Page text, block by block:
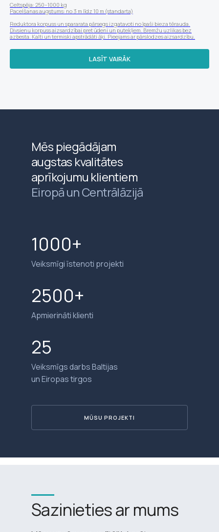
Celtspēja: 250–1000 kg
Pacelšanas augstums: no 3 m līdz 10 m (standarta)
Reduktora korpuss un spararata pārsegs izgatavoti no īpaši bieza tērauda.
Divsienu korpuss aizsardzībai pret ūdeni un putekļiem. Bremžu uzlikas bez
azbesta. Kalti un termiski apstrādāti āķi. Pieejams ar pārslodzes aizsardzību.
LASĪT VAIRĀK
Mēs piegādājam
augstas kvalitātes
aprīkojumu klientiem
Eiropā un Centrālāzijā
1000+
Veiksmīgi īstenoti projekti
MŪSU PROJEKTI
25
Veiksmīgs darbs Baltijas
un Eiropas tirgos
2500+
Apmierināti klienti
Sazinieties ar mums